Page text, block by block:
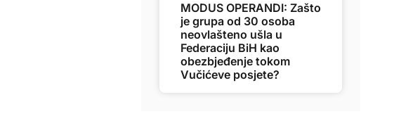
MODUS OPERANDI: Zašto
je grupa od 30 osoba
neovlašteno ušla u
Federaciju BiH kao
obezbjeđenje tokom
Vučićeve posjete?